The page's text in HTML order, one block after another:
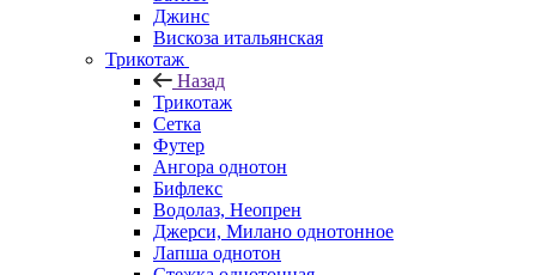
Джинс
Вискоза итальянская
Трикотаж
Назад
Трикотаж
Сетка
Футер
Ангора однотон
Бифлекс
Водолаз, Неопрен
Джерси, Милано однотонное
Лапша однотон